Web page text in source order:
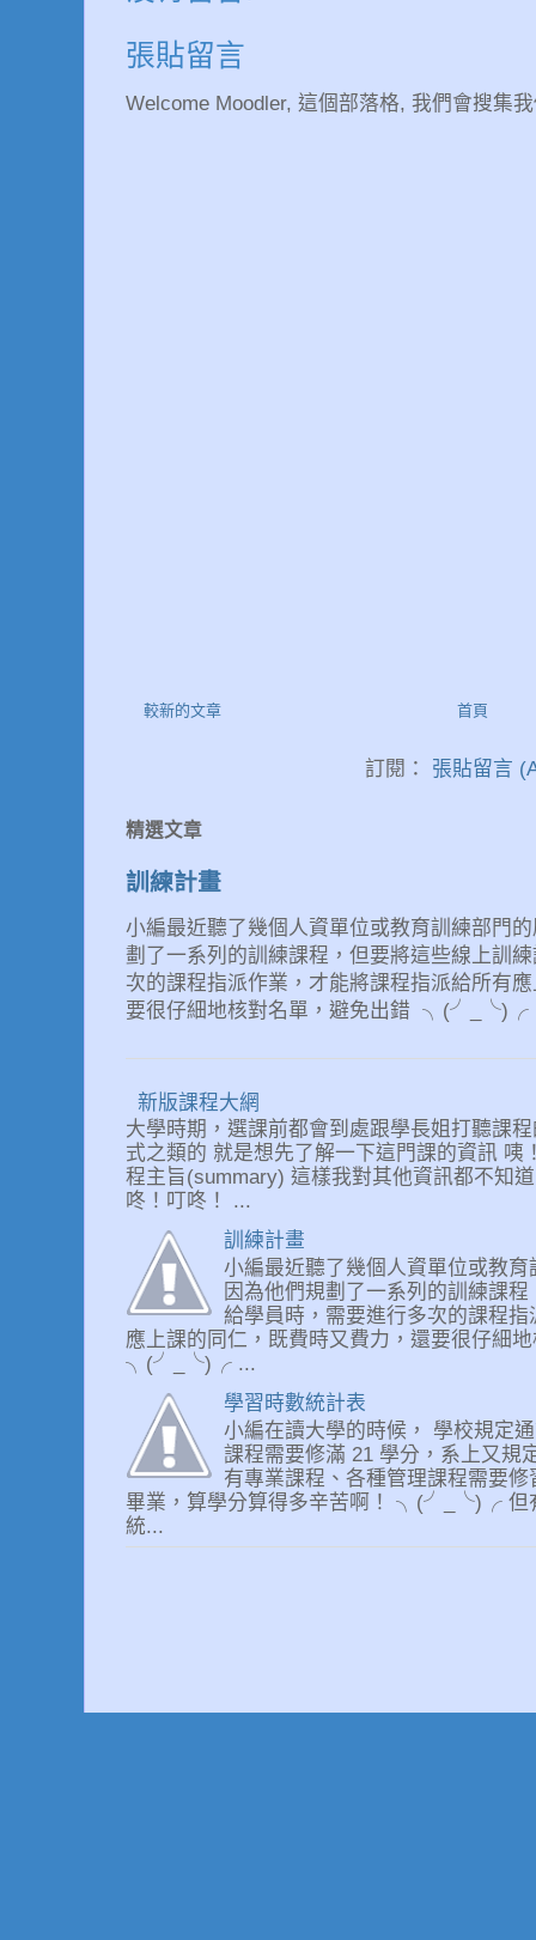
張貼留言
Welcome Moodler, 這個部落格, 我們會搜集
較新的文章 首頁
訂閱： 張貼留言
精選文章
訓練計畫
小編最近聽了幾個人資單位或教育訓練部門
劃了一系列的訓練課程，但要將這些線上訓
次的課程指派作業，才能將課程指派給所有
要很仔細地核對名單，避免出錯 ╮(╯_╰)╭
新版課程大網
大學時期，選課前都會到處跟學長姐打聽課
式之類的 就是想先了解一下這門課的資訊 咦
程主旨(summary) 這樣我對其他資訊都不知
咚！叮咚！ ...
訓練計畫
小編最近聽了幾個人資單位或教
因為他們規劃了一系列的訓練課
給學員時，需要進行多次的課程
應上課的同仁，既費時又費力，還要很仔細
╮(╯_╰)╭ ...
學習時數統計表
小編在讀大學的時候， 學校規定
課程需要修滿 21 學分，系上又規
有專業課程、各種管理課程需要
畢業，算學分算得多辛苦啊！ ╮(╯_╰)╭ 但
統...